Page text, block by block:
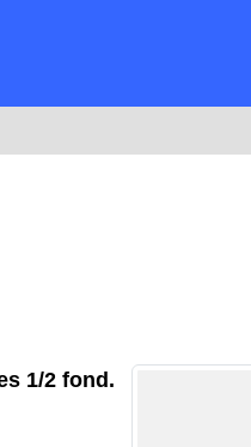
1/2 fond.